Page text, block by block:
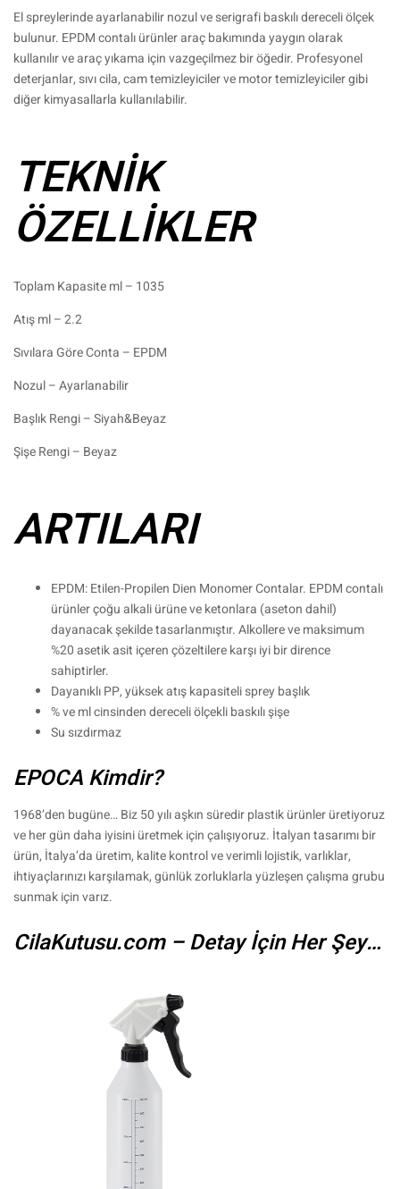
El spreylerinde ayarlanabilir nozul ve serigrafi baskılı dereceli ölçek
bulunur. EPDM contalı ürünler araç bakımında yaygın olarak
kullanılır ve araç yıkama için vazgeçilmez bir öğedir. Profesyonel
deterjanlar, sıvı cila, cam temizleyiciler ve motor temizleyiciler gibi
diğer kimyasallarla kullanılabilir.
TEKNİK
ÖZELLİKLER
Toplam Kapasite ml – 1035
Atış ml – 2.2
Sıvılara Göre Conta – EPDM
Nozul – Ayarlanabilir
Başlık Rengi – Siyah&Beyaz
Şişe Rengi – Beyaz
ARTILARI
EPDM: Etilen-Propilen Dien Monomer Contalar. EPDM contalı
ürünler çoğu alkali ürüne ve ketonlara (aseton dahil)
dayanacak şekilde tasarlanmıştır. Alkollere ve maksimum
%20 asetik asit içeren çözeltilere karşı iyi bir dirence
sahiptirler.
Dayanıklı PP, yüksek atış kapasiteli sprey başlık
% ve ml cinsinden dereceli ölçekli baskılı şişe
Su sızdırmaz
EPOCA Kimdir?
1968’den bugüne… Biz 50 yılı aşkın süredir plastik ürünler üretiyoruz
ve her gün daha iyisini üretmek için çalışıyoruz. İtalyan tasarımı bir
ürün, İtalya’da üretim, kalite kontrol ve verimli lojistik, varlıklar,
ihtiyaçlarınızı karşılamak, günlük zorluklarla yüzleşen çalışma grubu
sunmak için varız.
CilaKutusu.com – Detay İçin Her Şey…